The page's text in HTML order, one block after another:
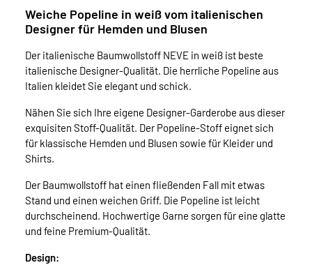
Weiche Popeline in weiß vom italienischen
Designer für Hemden und Blusen
Der italienische Baumwollstoff NEVE in weiß ist beste
italienische Designer-Qualität. Die herrliche Popeline aus
Italien kleidet Sie elegant und schick.
Nähen Sie sich Ihre eigene Designer-Garderobe aus dieser
exquisiten Stoff-Qualität. Der Popeline-Stoff eignet sich
für klassische Hemden und Blusen sowie für Kleider und
Shirts.
Der Baumwollstoff hat einen fließenden Fall mit etwas
Stand und einen weichen Griff. Die Popeline ist leicht
durchscheinend. Hochwertige Garne sorgen für eine glatte
und feine Premium-Qualität.
Design: